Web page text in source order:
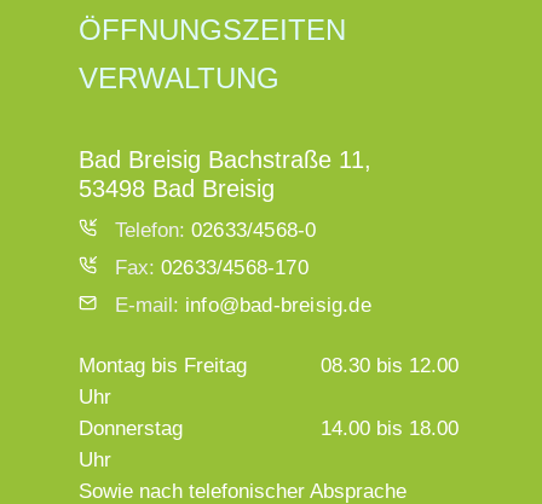
ÖFFNUNGSZEITEN
VERWALTUNG
Bad Breisig Bachstraße 11,
53498 Bad Breisig
Telefon: 02633/4568-0
Fax: 02633/4568-170
E-mail: info@bad-breisig.de
Montag bis Freitag
08.30 bis 12.00
Uhr
Donnerstag
14.00 bis 18.00
Uhr
Sowie nach telefonischer Absprache